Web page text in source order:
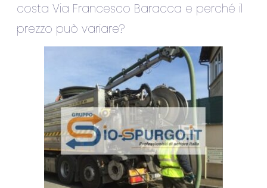
costa Via Francesco Baracca e perché il
prezzo può variare?